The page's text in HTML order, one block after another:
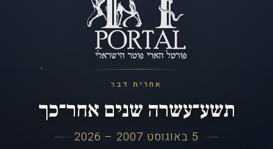
אחרית דבר
תשע־עשרה שנים אחר־כך
5 באוגוסט 2007 – 2026